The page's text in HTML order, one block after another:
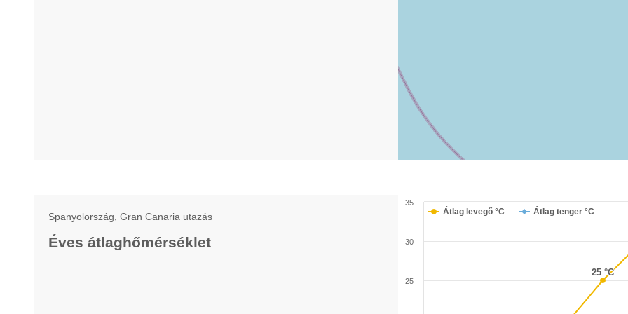
Spanyolország, Gran Canaria utazás
Éves átlaghőmérséklet
25 °C
25 °C
Átlag levegő °C Átlag tenger °C
25
30
35